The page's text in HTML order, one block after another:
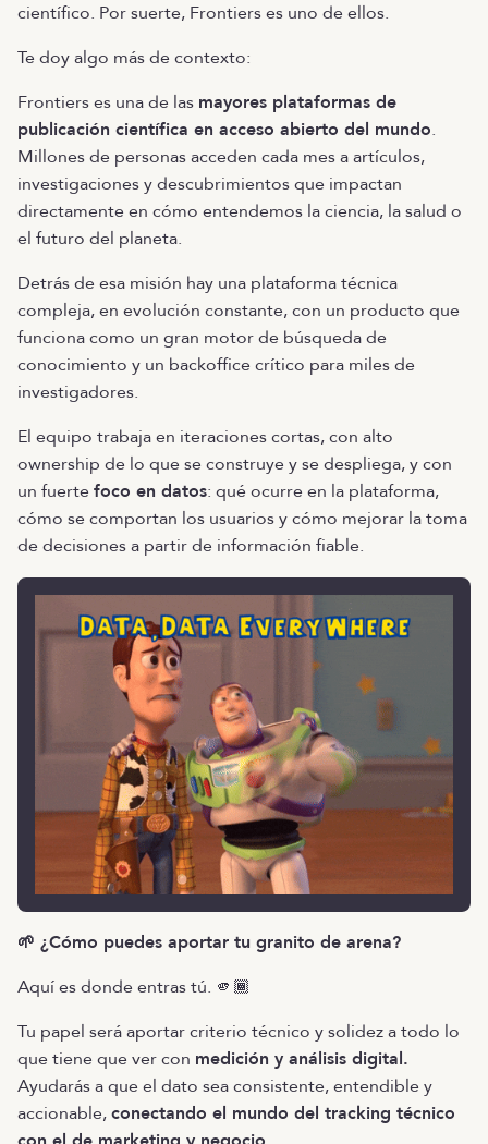
científico. Por suerte, Frontiers es uno de ellos.
Te doy algo más de contexto:
Frontiers es una de las mayores plataformas de
publicación científica en acceso abierto del mundo.
Millones de personas acceden cada mes a artículos,
investigaciones y descubrimientos que impactan
directamente en cómo entendemos la ciencia, la salud o
el futuro del planeta.
Detrás de esa misión hay una plataforma técnica
compleja, en evolución constante, con un producto que
funciona como un gran motor de búsqueda de
conocimiento y un backoffice crítico para miles de
investigadores.
El equipo trabaja en iteraciones cortas, con alto
ownership de lo que se construye y se despliega, y con
un fuertefoco en datos: qué ocurre en la plataforma,
cómo se comportan los usuarios y cómo mejorar la toma
de decisiones a partir de información fiable.
🌱 ¿Cómo puedes aportar tu granito de arena?
Aquí es donde entras tú. 🫵🏾
Tu papel será aportar criterio técnico y solidez a todo lo
que tiene que ver con medición y análisis digital.
Ayudarás a que el dato sea consistente, entendible y
accionable,conectando el mundo del tracking técnico